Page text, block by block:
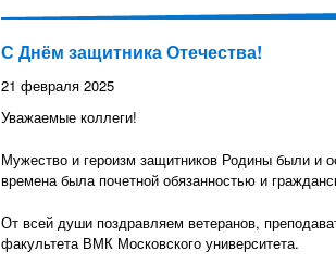
С Днём защитника Отечества!
21 февраля 2025
Уважаемые коллеги!
Мужество и героизм защитников Родины были и
времена была почетной обязанностью и
От всей души поздравляем ветеранов,
факультета ВМК Московского университета.